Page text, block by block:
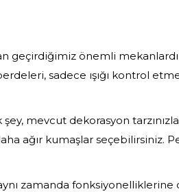
geçirdiğimiz önemli
sadece ışığı kontrol
mevcut dekorasyon
ağır kumaşlar seçebilirsiniz.
zamanda fonksiyonelliklerine